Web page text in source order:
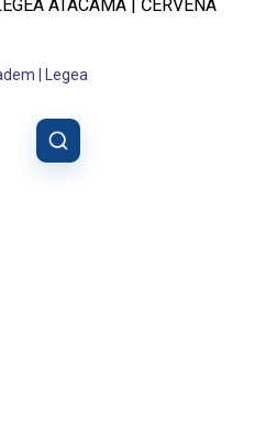
ATACAMA | ČERVENÁ
| Legea